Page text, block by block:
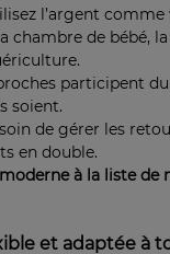
l’argent comme
chambre de bébé,
participent
soient.
de gérer les
en double.
à la liste de
et adaptée à